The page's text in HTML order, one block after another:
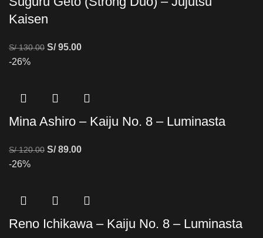
Kaisen
S/130.00 S/95.00
-26%
Mina Ashiro – Kaiju No. 8 – Luminasta
S/120.00 S/89.00
-26%
Reno Ichikawa – Kaiju No. 8 – Luminasta